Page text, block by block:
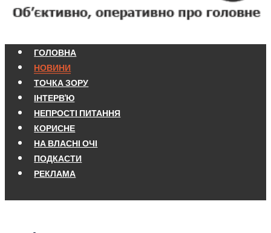
ГОЛОВНА
НОВИНИ
ТОЧКА ЗОРУ
ІНТЕРВ'Ю
НЕПРОСТІ ПИТАННЯ
КОРИСНЕ
НА ВЛАСНІ ОЧІ
ПОДКАСТИ
РЕКЛАМА